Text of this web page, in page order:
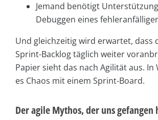
Jemand benötigt
Debuggen eines
Und gleichzeitig wird erwartet, dass
Sprint-Backlog täglich weiter
Papier sieht das nach Agilität aus.
es Chaos mit einem Sprint-Board.
Der agile Mythos, der uns gefangen